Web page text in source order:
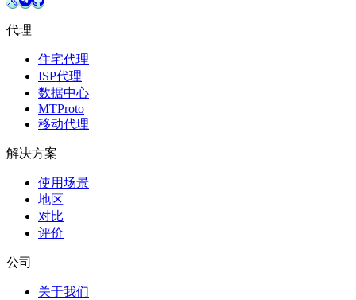
代理
住宅代理
ISP代理
数据中心
MTProto
移动代理
解决方案
使用场景
地区
对比
评价
公司
关于我们